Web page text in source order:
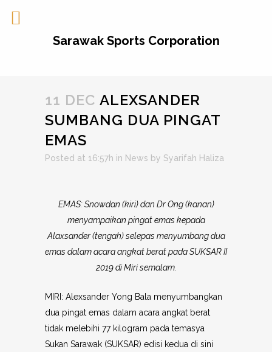
11 DEC ALEXSANDER
SUMBANG DUA PINGAT
EMAS
Posted at 16:57h in News by Syarifah Haliza
EMAS: Snowdan (kiri) dan Dr Ong (kanan)
menyampaikan pingat emas kepada
Alaxsander (tengah) selepas menyumbang dua
emas dalam acara angkat berat pada SUKSAR II
2019 di Miri semalam.
MIRI: Alexsander Yong Bala menyumbangkan
dua pingat emas dalam acara angkat berat
tidak melebihi 77 kilogram pada temasya
Sukan Sarawak (SUKSAR) edisi kedua di sini
Sarawak Sports Corporation